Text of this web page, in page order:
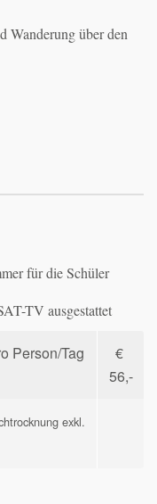
Wanderung über den
für die Schüler
TV ausgestattet
Person/Tag
€
56,-
exkl.